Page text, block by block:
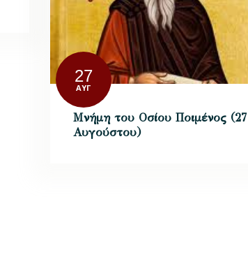
27
ΑΥΓ
Μνήμη του Οσίου Ποιμένος (27
Αυγούστου)